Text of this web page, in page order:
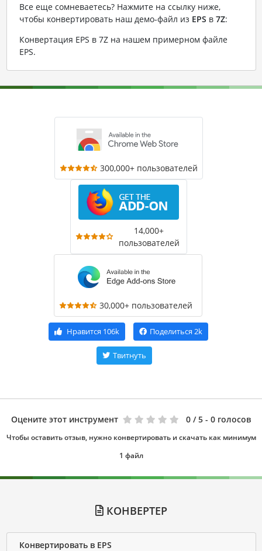
Все еще сомневаетесь? Нажмите на ссылку ниже,
чтобы конвертировать наш демо-файл из EPS в 7Z:
Конвертация EPS в 7Z на нашем примерном файле
EPS.
300,000+ пользователей
14,000+
пользователей
30,000+ пользователей
Нравится 106k Поделиться 2k
Твитнуть
Оцените этот инструмент 0 / 5 - 0 голосов
Чтобы оставить отзыв, нужно конвертировать и скачать как минимум
1 файл
КОНВЕРТЕР
Конвертировать в EPS